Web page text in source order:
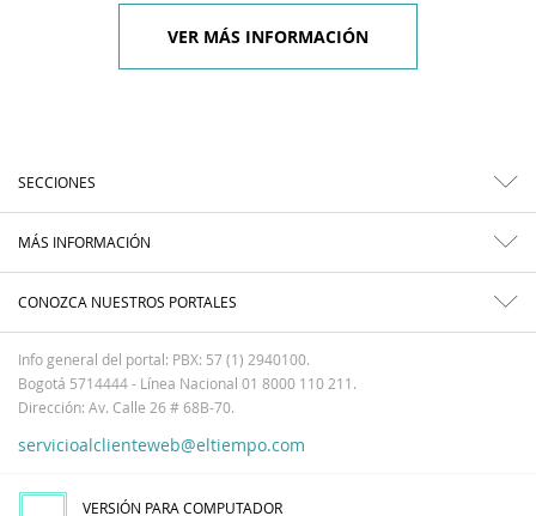
VER MÁS INFORMACIÓN
SECCIONES
MÁS INFORMACIÓN
CONOZCA NUESTROS PORTALES
Info general del portal: PBX: 57 (1) 2940100.
Bogotá 5714444 - Línea Nacional 01 8000 110 211.
Dirección: Av. Calle 26 # 68B-70.
servicioalclienteweb@eltiempo.com
VERSIÓN PARA COMPUTADOR